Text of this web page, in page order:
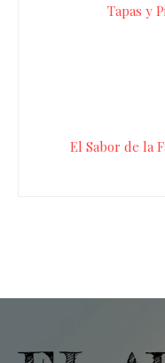
Tapas y
El Sabor de la